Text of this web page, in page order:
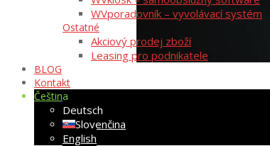
WVporadovník – vyvolávací systém
Ostatné
Akciový prodej zboží
Leasing pro podnikatele
BLOG
Kontakt
Čeština
Deutsch
Slovenčina
English